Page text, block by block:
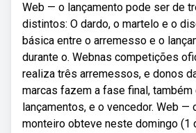
Web — o lançamento pode ser de
distintos: O dardo, o martelo e o
básica entre o arremesso e o
durante o. Webnas competições
realiza três arremessos, e donos
marcas fazem a fase final,
lançamentos, e o vencedor. Web —
monteiro obteve neste domingo (1